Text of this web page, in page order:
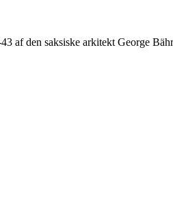
af den saksiske arkitekt George